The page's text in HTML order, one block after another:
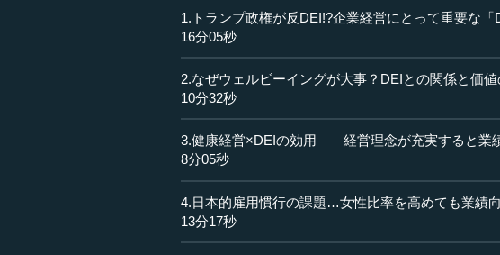
1.トランプ政権が反DEI!?企業経営にとって重要な「
16分05秒
2.なぜウェルビーイングが大事？DEIとの関係と価
10分32秒
3.健康経営×DEIの効用――経営理念が充実すると業
8分05秒
4.日本的雇用慣行の課題…女性比率を高めても業績
13分17秒